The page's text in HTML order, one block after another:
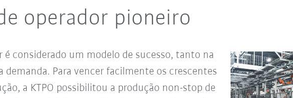
operador pioneiro
é considerado um modelo de sucesso, tanto na
demanda. Para vencer facilmente os crescentes
a KTPO possibilitou a produção non-stop de